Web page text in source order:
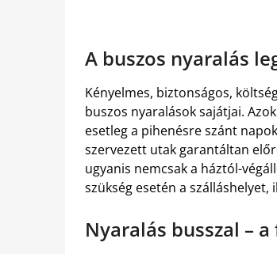
A buszos nyaralás
Kényelmes, biztonságos,
buszos nyaralások sajátjai.
esetleg a pihenésre szánt
szervezett utak garantáltan
ugyanis nemcsak a háztól-
szükség esetén a
Nyaralás busszal –